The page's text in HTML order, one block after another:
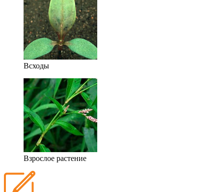
Всходы
Взрослое растение